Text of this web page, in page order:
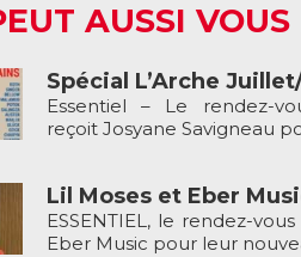
AUSSI VOUS
Spécial L’Arche
Essentiel – Le rendez-
reçoit Josyane Savigneau
Lil Moses et Eber
ESSENTIEL, le rendez-
Eber Music pour leur